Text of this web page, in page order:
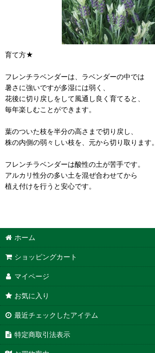
育て方★
フレンチラベンダーは、ラベンダーの中では
暑さに強いですが多湿には弱く、
花後に切り戻しをして風通し良く育てると、
毎年楽しむことができます。
葉のついた枝を半分の高さまで切り戻し、
株の内側の弱々しい枝を、元から切り取ります。
フレンチラベンダーは酸性の土が苦手です。
アルカリ性分の多い土を混ぜ合わせてから
植え付けを行うと安心です。
ホーム
ショッピングカート
マイページ
お気に入り
最近チェックしたアイテム
特定商取引法表示